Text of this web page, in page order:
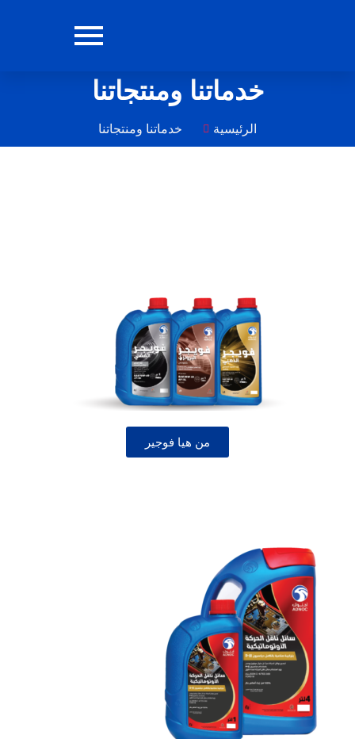
خدماتنا ومنتجاتنا
الرئيسية خدماتنا ومنتجاتنا
من هيا فوجير